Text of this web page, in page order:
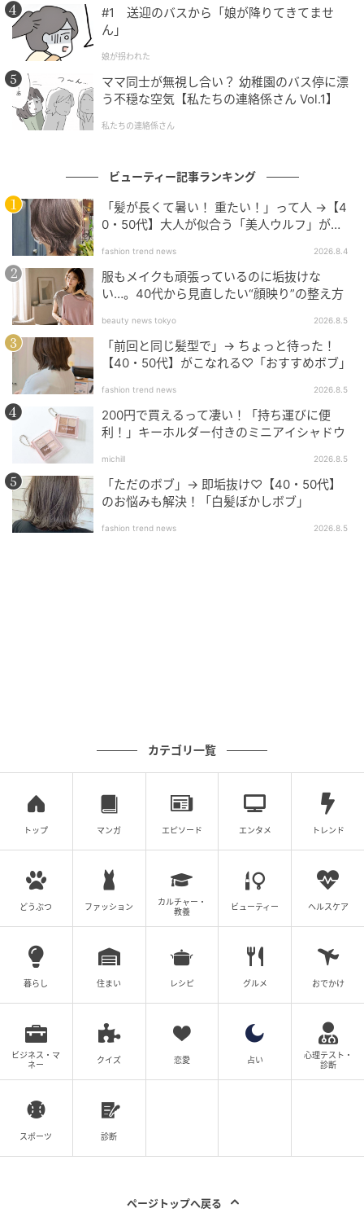
出典：and ST
【ローリーズファーム】「チャーム付きカットシュシ
ュ」各¥1,690（税込）
大人世代がデイリー使いしやすい、ベーシックカラー4
色展開のシュシュ。リラックス感のある素材感で、カ
ジュアルコーデの手元につけても馴染みます。なんと
出典：and ST
【ローリーズファーム】「シュシュ」各¥1,290（税
込）
シュシュ自体に顔がデザインされているタイプは、バ
#1 送迎のバスから「娘が降りてきてませ
ん」
娘が拐われた
ママ同士が無視し合い？ 幼稚園のバス停に漂
う不穏な空気【私たちの連絡係さん Vol.1】
私たちの連絡係さん
ビューティー記事ランキング
「髪が長くて暑い！ 重たい！」って人 →【4
0・50代】大人が似合う「美人ウルフ」がお
fashion trend news 2026.8.4
服もメイクも頑張っているのに垢抜けな
い…。40代から見直したい“顔映り”の整え方
beauty news tokyo 2026.8.5
「前回と同じ髪型で」→ ちょっと待った！
【40・50代】がこなれる♡「おすすめボブ」
fashion trend news 2026.8.5
200円で買えるって凄い！「持ち運びに便
利！」キーホルダー付きのミニアイシャドウ
michill 2026.8.5
「ただのボブ」→ 即垢抜け♡【40・50代】
のお悩みも解決！「白髪ぼかしボブ」
fashion trend news 2026.8.5
カテゴリ一覧
トップ マンガ エピソード エンタメ トレンド
どうぶつ ファッション
カルチャー・
教養
ビューティー ヘルスケア
暮らし 住まい レシピ グルメ おでかけ
ビジネス・マ
ネー
クイズ 恋愛 占い
心理テスト・
診断
スポーツ 診断
ページトップへ戻る